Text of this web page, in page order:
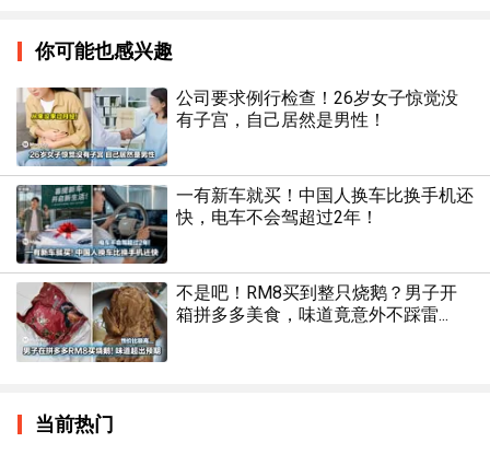
你可能也感兴趣
公司要求例行检查！26岁女子惊觉没
有子宫，自己居然是男性！
一有新车就买！中国人换车比换手机还
快，电车不会驾超过2年！
不是吧！RM8买到整只烧鹅？男子开
箱拼多多美食，味道竟意外不踩雷...
当前热门